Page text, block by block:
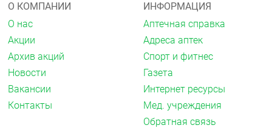
(на фоне лечения альфа-адреноблокаторами),
строгая диета, снижение ОЦК (рвота, диарея,
дегидратация), бронхоспазм (в анамнезе), псориаз,
пожилой возраст.
Применение при беременности и в
период грудного вскармливания
Применение при беременности и в период
лактации (грудного вскармливания)
О КОМПАНИИ
О нас
Акции
Архив акций
Новости
Вакансии
Контакты
ИНФОРМАЦИЯ
Аптечная справка
Адреса аптек
Спорт и фитнес
Газета
Интернет ресурсы
Мед. учреждения
Обратная связь